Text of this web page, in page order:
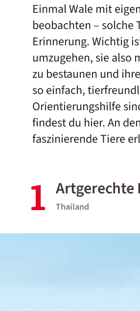
Einmal Wale mit
beobachten – solche
Erinnerung. Wichtig
umzugehen, sie also
zu bestaunen und
so einfach,
Orientierungshilfe
findest du hier. An
faszinierende Tiere
1 Artgerechte
Thailand